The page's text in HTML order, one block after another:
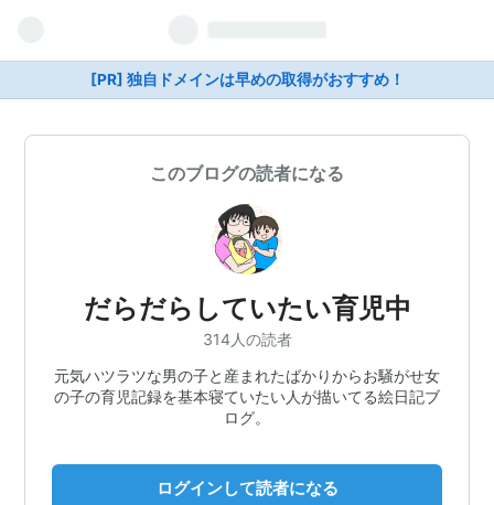
[PR] 独自ドメインは早めの取得がおすすめ！
このブログの読者になる
だらだらしていたい育児中
314人の読者
元気ハツラツな男の子と産まれたばかりからお騒がせ女
の子の育児記録を基本寝ていたい人が描いてる絵日記ブ
ログ。
ログインして読者になる